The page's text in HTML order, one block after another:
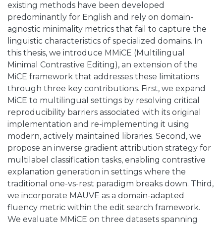
existing methods have been developed
predominantly for English and rely on domain-
agnostic minimality metrics that fail to capture the
linguistic characteristics of specialized domains. In
this thesis, we introduce MMiCE (Multilingual
Minimal Contrastive Editing), an extension of the
MiCE framework that addresses these limitations
through three key contributions. First, we expand
MiCE to multilingual settings by resolving critical
reproducibility barriers associated with its original
implementation and re-implementing it using
modern, actively maintained libraries. Second, we
propose an inverse gradient attribution strategy for
multilabel classification tasks, enabling contrastive
explanation generation in settings where the
traditional one-vs-rest paradigm breaks down. Third,
we incorporate MAUVE as a domain-adapted
fluency metric within the edit search framework.
We evaluate MMiCE on three datasets spanning